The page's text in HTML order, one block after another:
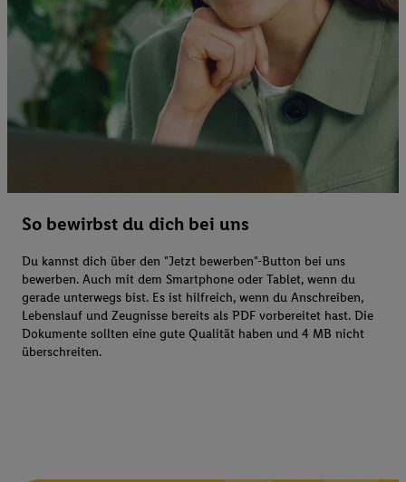
So bewirbst du dich bei uns
Du kannst dich über den "Jetzt bewerben"-Button bei uns
bewerben. Auch mit dem Smartphone oder Tablet, wenn du
gerade unterwegs bist. Es ist hilfreich, wenn du Anschreiben,
Lebenslauf und Zeugnisse bereits als PDF vorbereitet hast. Die
Dokumente sollten eine gute Qualität haben und 4 MB nicht
überschreiten.